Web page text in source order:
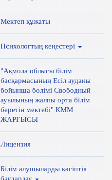
Мектеп құжаты
Психологтың кеңестері
"Ақмола облысы білім
басқармасының Есіл ауданы
бойынша бөлімі Свободный
ауылының жалпы орта білім
беретін мектебі" КММ
ЖАРҒЫСЫ
Лицензия
Білім алушыларды кәсіптік